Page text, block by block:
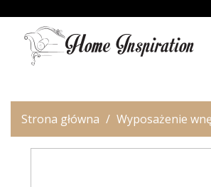
Strona główna Wyposażenie